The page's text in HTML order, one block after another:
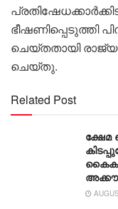
ഭീഷണിപ്പെടുത്തി
ചെയ്തതായി
ചെയ്തു.
Related Post
ക്ഷേമ